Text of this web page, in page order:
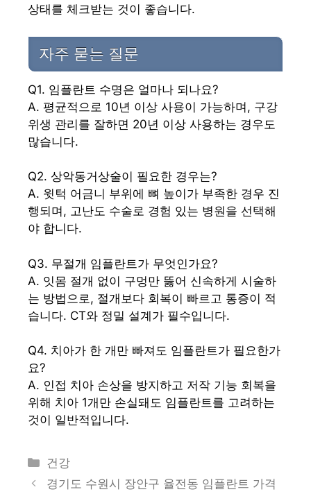
상태를 체크받는 것이 좋습니다.
자주 묻는 질문
Q1. 임플란트 수명은 얼마나 되나요?
A. 평균적으로 10년 이상 사용이 가능하며, 구강
위생 관리를 잘하면 20년 이상 사용하는 경우도
많습니다.
Q2. 상악동거상술이 필요한 경우는?
A. 윗턱 어금니 부위에 뼈 높이가 부족한 경우 진
행되며, 고난도 수술로 경험 있는 병원을 선택해
야 합니다.
Q3. 무절개 임플란트가 무엇인가요?
A. 잇몸 절개 없이 구멍만 뚫어 신속하게 시술하
는 방법으로, 절개보다 회복이 빠르고 통증이 적
습니다. CT와 정밀 설계가 필수입니다.
Q4. 치아가 한 개만 빠져도 임플란트가 필요한가
요?
A. 인접 치아 손상을 방지하고 저작 기능 회복을
위해 치아 1개만 손실돼도 임플란트를 고려하는
것이 일반적입니다.
카
테
건강
경기도 수원시 장안구 율전동 임플란트 가격